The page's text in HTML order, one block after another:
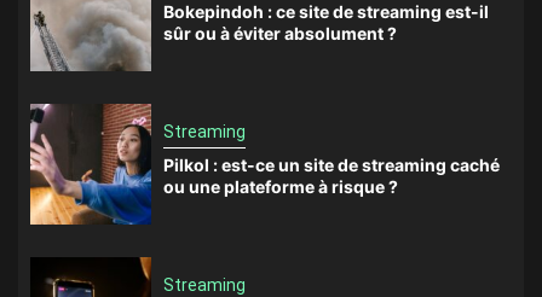
Bokepindoh : ce site de streaming est-il
sûr ou à éviter absolument ?
Streaming
Pilkol : est-ce un site de streaming caché
ou une plateforme à risque ?
Streaming